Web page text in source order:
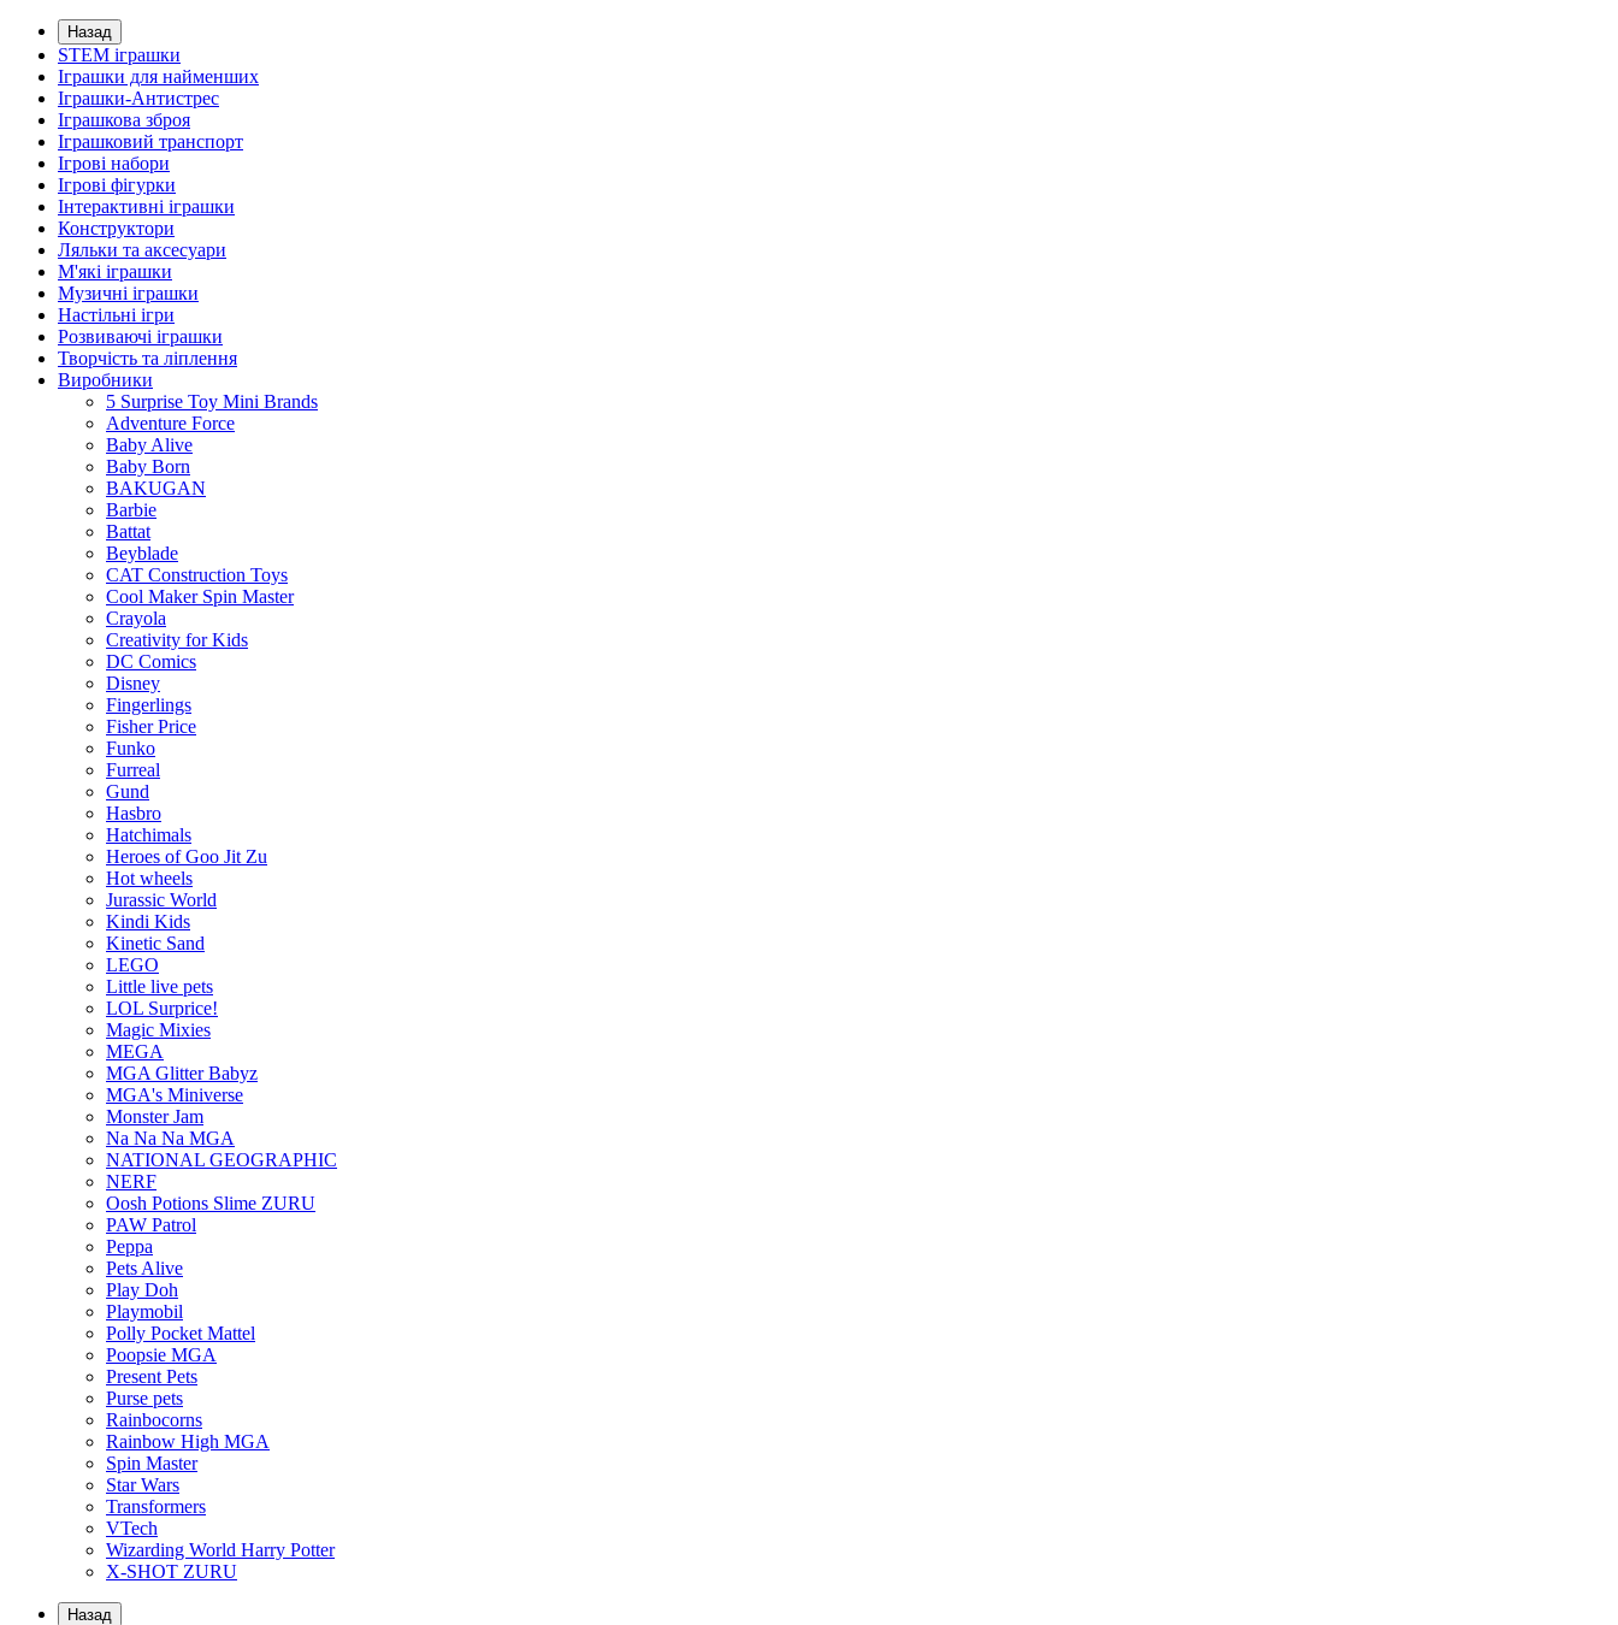
Назад
STEM іграшки
Іграшки для найменших
Іграшки-Антистрес
Іграшкова зброя
Іграшковий транспорт
Ігрові набори
Ігрові фігурки
Інтерактивні іграшки
Конструктори
Ляльки та аксесуари
М'які іграшки
Музичні іграшки
Настільні iгри
Розвиваючі іграшки
Творчість та ліплення
Виробники
5 Surprise Toy Mini Brands
Adventure Force
Baby Alive
Baby Born
BAKUGAN
Barbie
Battat
Beyblade
CAT Construction Toys
Cool Maker Spin Master
Crayola
Creativity for Kids
DC Comics
Disney
Fingerlings
Fisher Price
Funko
Furreal
Gund
Hasbro
Hatchimals
Heroes of Goo Jit Zu
Hot wheels
Jurassic World
Kindi Kids
Kinetic Sand
LEGO
Little live pets
LOL Surprice!
Magic Mixies
MEGA
MGA Glitter Babyz
MGA's Miniverse
Monster Jam
Na Na Na MGA
NATIONAL GEOGRAPHIC
NERF
Oosh Potions Slime ZURU
PAW Patrol
Peppa
Pets Alive
Play Doh
Playmobil
Polly Pocket Mattel
Poopsie MGA
Present Pets
Purse pets
Rainbocorns
Rainbow High MGA
Spin Master
Star Wars
Transformers
VTech
Wizarding World Harry Potter
X-SHOT ZURU
Назад